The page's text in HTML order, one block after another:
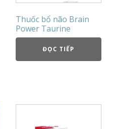
Thuốc bổ não Brain
Power Taurine
ĐỌC TIẾP